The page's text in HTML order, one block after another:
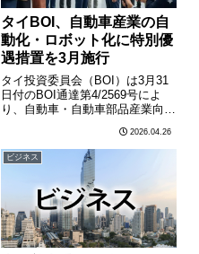
タイBOI、自動車産業の自
動化・ロボット化に特別優
遇措置を3月施行
タイ投資委員会（BOI）は3月31
日付のBOI通達第4/2569号によ
り、自動車・自動車部品産業向け
技術の導入を促進する特別投資優
遇措置を施行した。この措置は、
タイの製造業の生産効率と国際競
争力を高めることを目………
2026.04.26
ビジネス